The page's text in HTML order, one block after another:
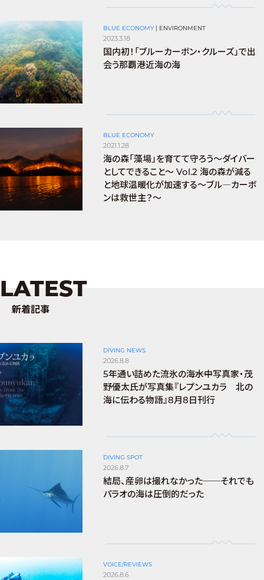
BLUE ECONOMY ENVIRONMENT
2023.3.18
国内初！「ブルーカーボン・クルーズ」で出
会う那覇港近海の海
BLUE ECONOMY
2021.1.28
海の森「藻場」を育てて守ろう～ダイバー
としてできること～ Vol.2 海の森が減る
と地球温暖化が加速する～ブル―カーボ
ンは救世主？～
LATEST
新着記事
DIVING NEWS
2026.8.8
5年通い詰めた流氷の海――水中写真家・茂
野優太氏が写真集『レプンユカラ 北の
海に伝わる物語』8月8日刊行
DIVING SPOT
2026.8.7
結局、産卵は撮れなかった──それでも
パラオの海は圧倒的だった
VOICE/REVIEWS
2026.8.6